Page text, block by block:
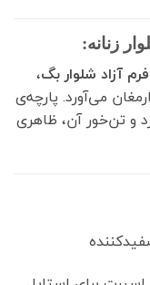
شلوار بگ،
پارچه‌ی
آن، ظاهری